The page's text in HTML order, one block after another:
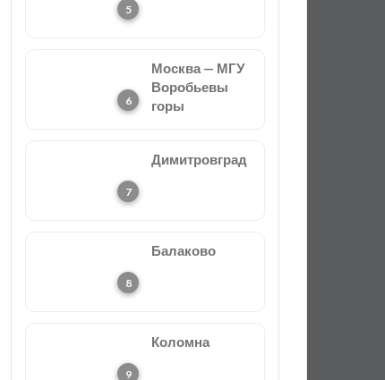
Москва — МГУ
Воробьевы
горы
Димитровград
Балаково
Коломна